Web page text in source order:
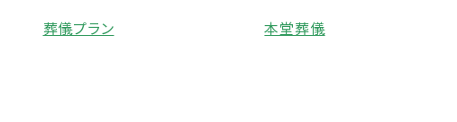
葬儀プラン 本堂葬儀